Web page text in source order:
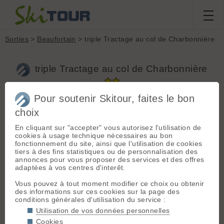
Sorties > Beaufortain > triple Tractage au col de Charbonnière
triple Tractage au col de Charbonnière
Départ :Les Pars
(foyer ski de fond)
(1410 m)
Topo associé : Col
Sommet associé :
Col de la
Charbonnière (2494
m)
Sortie du
ela,damichou
Conditions nivologiques,
accès & météo
beau le matin, se voilant rapidement
avec un net vent du nord. Puis soleil
à nouveau dès 14h
Etat de la route : RAS Altitude du
parking : au foyer de ski de fond
Neige regelée en bas, partiellement
Pour soutenir Skitour, faites le bon
choix
En cliquant sur "accepter" vous autorisez l'utilisation de
cookies à usage technique nécessaires au bon
fonctionnement du site, ainsi que l'utilisation de cookies
tiers à des fins statistiques ou de personnalisation des
annonces pour vous proposer des services et des offres
adaptées à vos centres d'interêt.
Vous pouvez à tout moment modifier ce choix ou obtenir
des informations sur ces cookies sur la page des
conditions générales d'utilisation du service :
Utilisation de vos données personnelles
Cookies